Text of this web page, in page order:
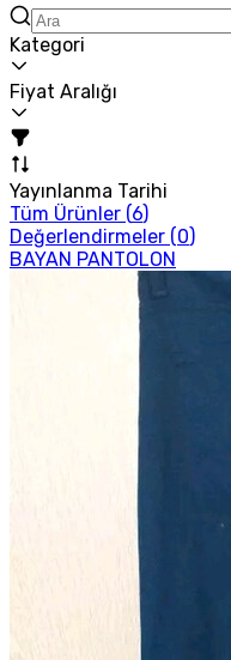
Kategori
Fiyat Aralığı
Yayınlanma Tarihi
Tüm Ürünler (6)
Değerlendirmeler (0)
BAYAN PANTOLON